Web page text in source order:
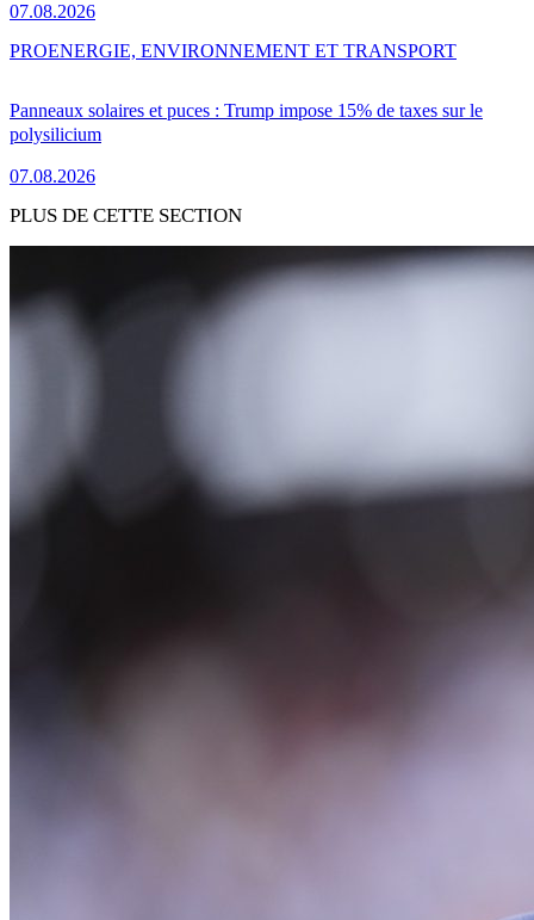
07.08.2026
Panneaux solaires et puces : Trump impose 15% de taxes sur le
polysilicium
07.08.2026
PROENERGIE, ENVIRONNEMENT ET TRANSPORT
PLUS DE CETTE SECTION